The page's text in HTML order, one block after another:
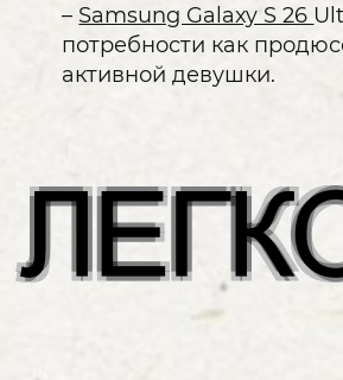
– Samsung Galaxy S 26
потребности как
активной девушки.